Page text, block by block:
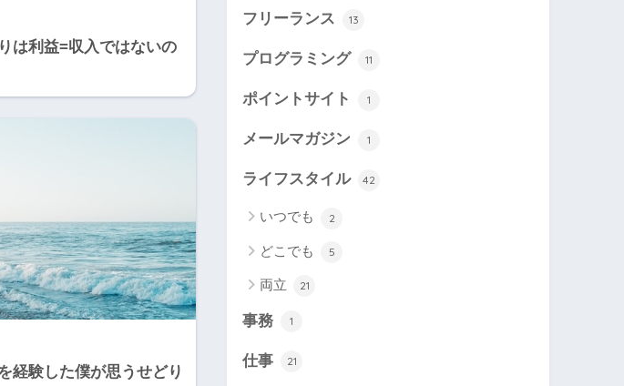
は利益=収入ではないの
経験した僕が思うせどり
フリーランス 13
プログラミング 11
ポイントサイト 1
メールマガジン 1
ライフスタイル 42
いつでも 2
どこでも 5
両立 21
事務 1
仕事 21